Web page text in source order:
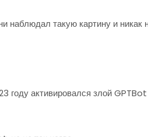
наблюдал такую картину и никак
году активировался злой